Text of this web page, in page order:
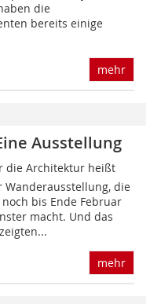
die
bereits einige
mehr
Ausstellung
die Architektur heißt
die
bis Ende Februar
macht. Und das
mehr